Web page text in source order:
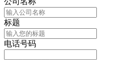
标题
电话号码